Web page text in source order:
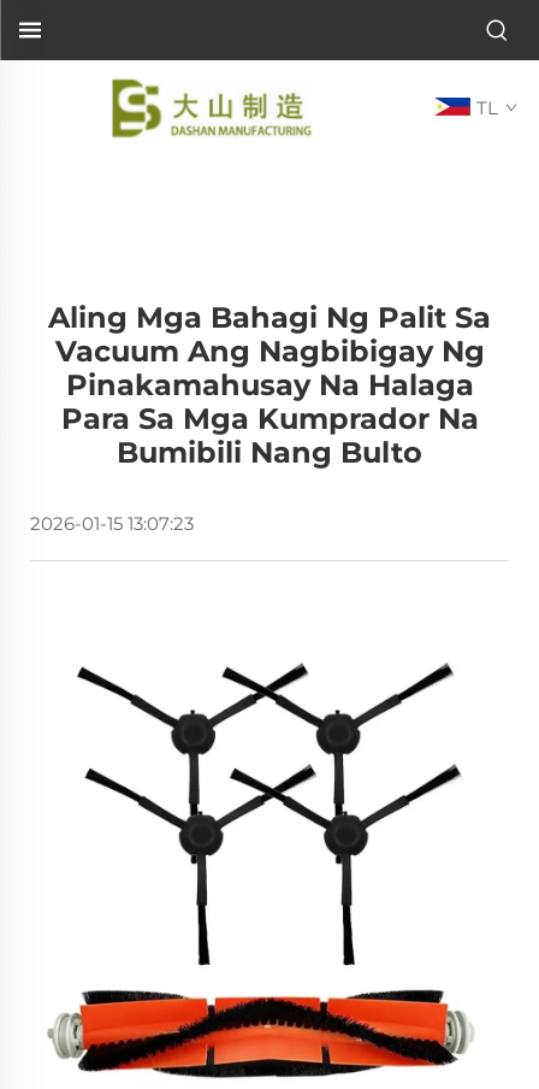
TL
Aling Mga Bahagi Ng Palit Sa
Vacuum Ang Nagbibigay Ng
Pinakamahusay Na Halaga
Para Sa Mga Kumprador Na
Bumibili Nang Bulto
2026-01-15 13:07:23